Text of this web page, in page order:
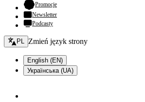
Promocje- otwiera się w nowej karcie
Newsletter
Podcasty
Zmień język - bieżący:
PL Zmień język strony
English (EN)
Українська (UA)